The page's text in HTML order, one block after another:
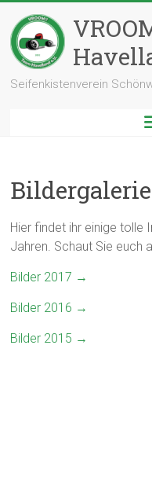
Inhalt
springen
Seifenkistenverein
Hier findet ihr einige tolle
Jahren. Schaut Sie euch
Bilder 2017 →
Bilder 2016 →
Bilder 2015 →